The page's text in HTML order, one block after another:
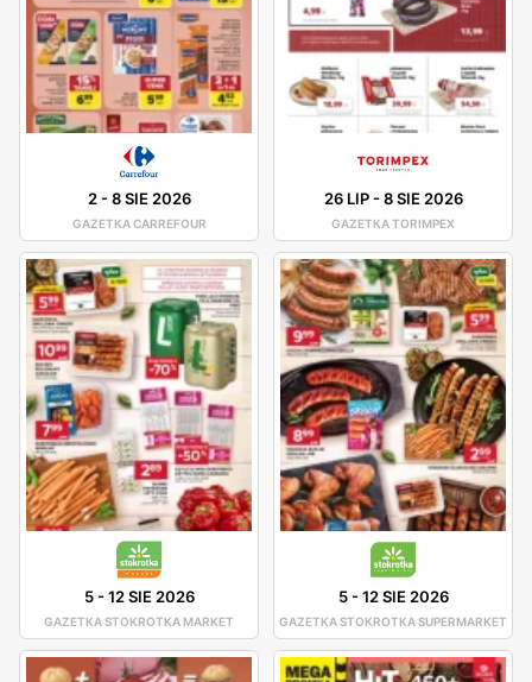
2-8 SIE 2026
GAZETKA CARREFOUR
26 LIP-8 SIE 2026
GAZETKA TORIMPEX
5-12 SIE 2026
GAZETKA STOKROTKA MARKET
5-12 SIE 2026
GAZETKA STOKROTKA SUPERMARKET